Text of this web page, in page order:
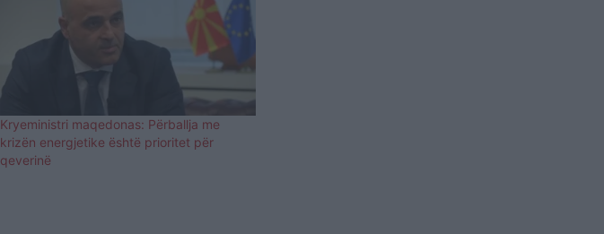
Kryeministri maqedonas: Përballja me
krizën energjetike është prioritet për
qeverinë